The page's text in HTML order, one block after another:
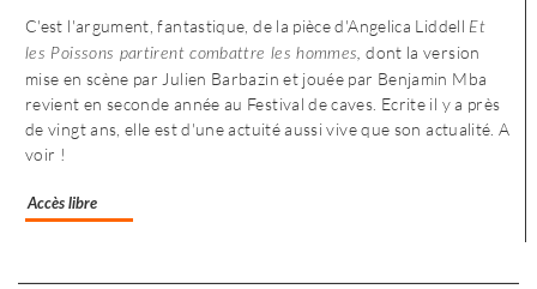
Besançon
:
«
une
offre
C'est l'argument, fantastique, de la pièce d'Angelica Liddell Et
les Poissons partirent combattre les hommes, dont la version
mise en scène par Julien Barbazin et jouée par Benjamin Mba
revient en seconde année au Festival de caves. Ecrite il y a près
de vingt ans, elle est d'une actuité aussi vive que son actualité. A
voir !
Accès libre
Separateur